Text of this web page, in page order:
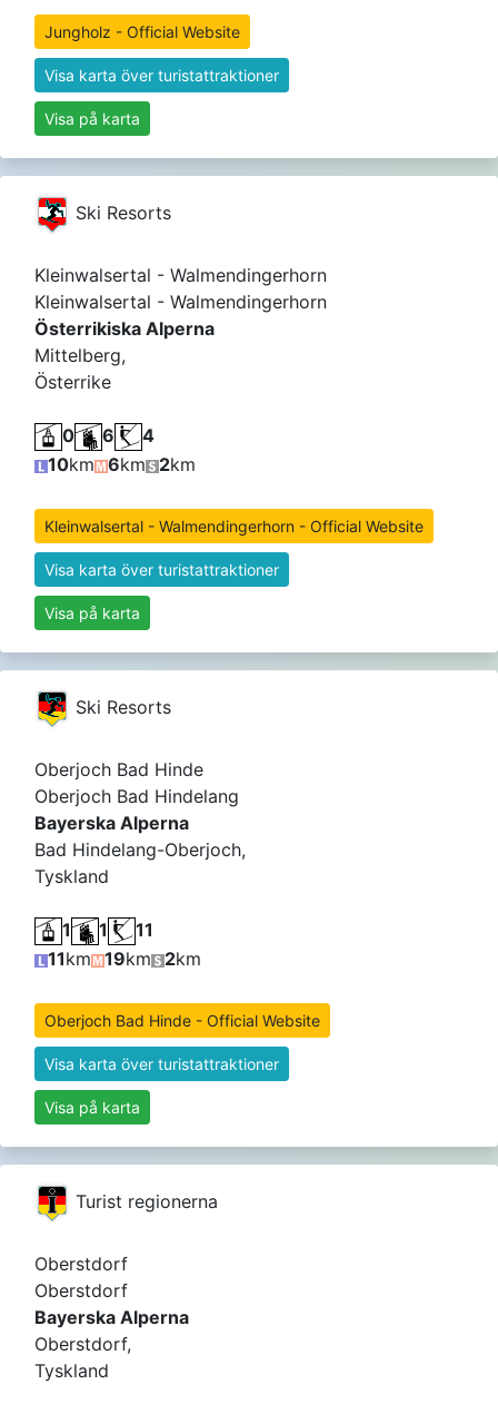
Jungholz - Official Website
Visa karta över turistattraktioner
Visa på karta
Ski Resorts
Kleinwalsertal - Walmendingerhorn
Kleinwalsertal - Walmendingerhorn
Österrikiska Alperna
Mittelberg,
Österrike
0 6
4
10km 6km 2km
Kleinwalsertal - Walmendingerhorn - Official Website
Visa karta över turistattraktioner
Visa på karta
Ski Resorts
Oberjoch Bad Hinde
Oberjoch Bad Hindelang
Bayerska Alperna
Bad Hindelang-Oberjoch,
Tyskland
1 1
11
11km 19km 2km
Oberjoch Bad Hinde - Official Website
Visa karta över turistattraktioner
Visa på karta
Turist regionerna
Oberstdorf
Oberstdorf
Bayerska Alperna
Oberstdorf,
Tyskland